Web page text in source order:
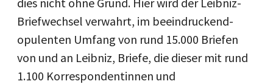
Briefwechsel verwahrt, im beeindruckend-
opulenten Umfang von rund 15.000 Briefen
von und an Leibniz, Briefe, die dieser mit rund
1.100 Korrespondentinnen und